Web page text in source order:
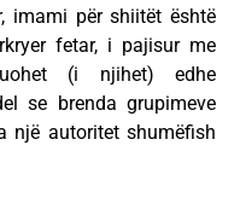
imami për shiitët është
fetar, i pajisur me
(i njihet) edhe
se brenda grupimeve
një autoritet shumëfish